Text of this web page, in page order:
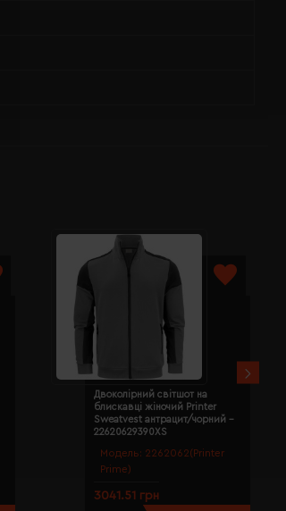
Модель: 2262062(Printer
Prime)
Двоколірний світшот на
блискавці жіночий Printer
Sweatvest антрацит/чорний -
22620629390XS
3041.51 грн